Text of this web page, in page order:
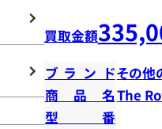
買取金額
ブランドその他
商品名The
型番